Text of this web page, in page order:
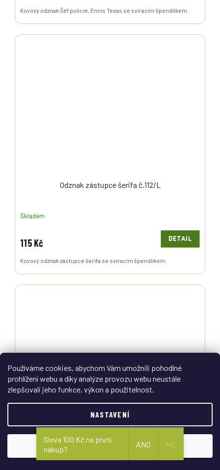
Používáme cookies, abychom Vám umožnili pohodlné
prohlížení webu a díky analýze provozu webu neustále
zlepšovali jeho funkce, výkon a použitelnost.
NASTAVENÍ
SOUHLASÍM
Kovový odznak Šéf policie, Ennis Texas se svíracím špendlíkem.
Odznak zástupce šerifa č.112/L
Skladem
115 Kč DETAIL
Kovový odznak zástupce šerifa se svíracím špendlíkem.
Odznak šerifa okresu Grand zlatý č.113/L
Sleva 100 Kč na první
nákup?
ANO NE